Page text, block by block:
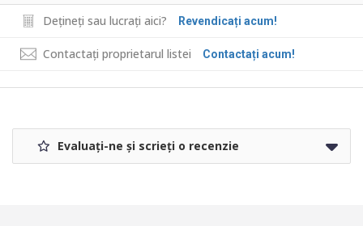
Dețineți sau lucrați aici? Revendicați acum!
Contactați proprietarul listei Contactați acum!
Evaluați-ne și scrieți o recenzie